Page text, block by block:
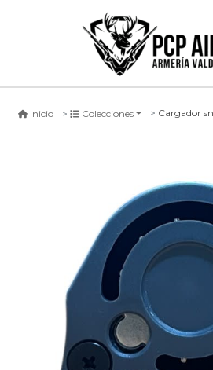
Inicio Colecciones Cargador